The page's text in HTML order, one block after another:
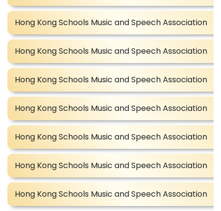
Hong Kong Schools Music and Speech Association
Hong Kong Schools Music and Speech Association
Hong Kong Schools Music and Speech Association
Hong Kong Schools Music and Speech Association
Hong Kong Schools Music and Speech Association
Hong Kong Schools Music and Speech Association
Hong Kong Schools Music and Speech Association